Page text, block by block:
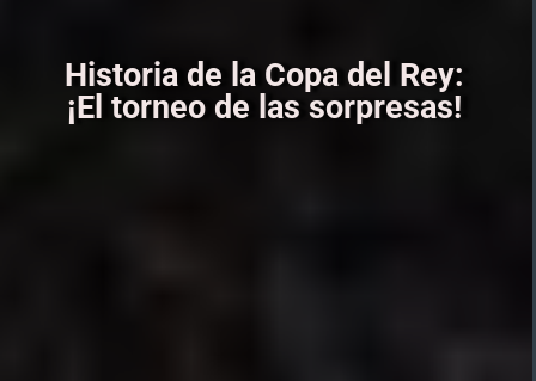
Historia de la Copa del Rey:
¡El torneo de las sorpresas!